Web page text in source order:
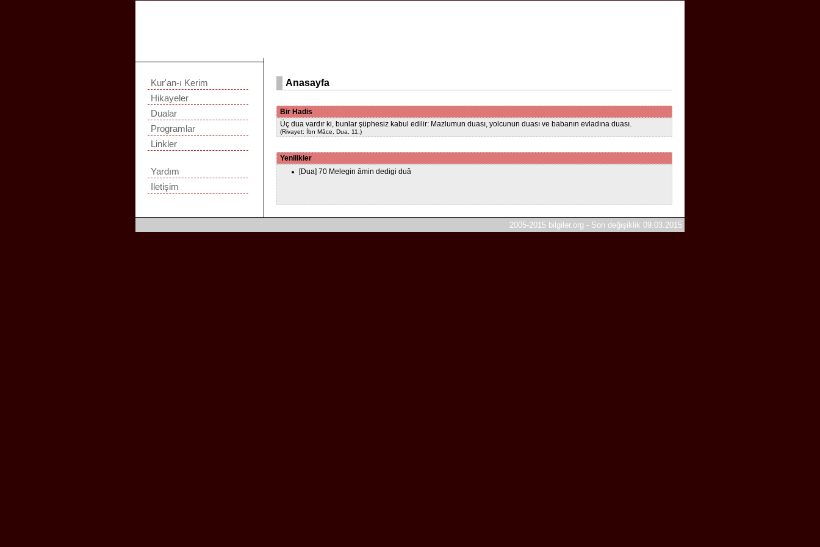
Kur'an-ı Kerim
Hikayeler
Dualar
Programlar
Linkler
Yardım
Iletişim
Anasayfa
Bir Hadis
Üç dua vardır ki, bunlar şüphesiz kabul edilir: Mazlumun duası, yolcunun duası ve babanın evladına duası.
(Rivayet: İbn Mâce, Dua, 11.)
Yenilikler
[Dua] 70 Melegin âmin dedigi duâ
2005-2015 bilgiler.org - Son değişiklik 09.03.2015